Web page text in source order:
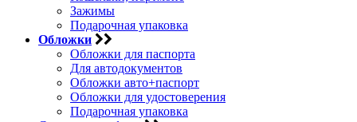
Зажимы
Подарочная упаковка
Обложки
Обложки для паспорта
Для автодокументов
Обложки авто+паспорт
Обложки для удостоверения
Подарочная упаковка